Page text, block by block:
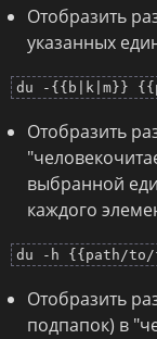
Отобразить
указанных
du -{{b|k|m}}
Отобразить
выбранной
каждого
du -h {{path/
Отобразить
подпапок) в